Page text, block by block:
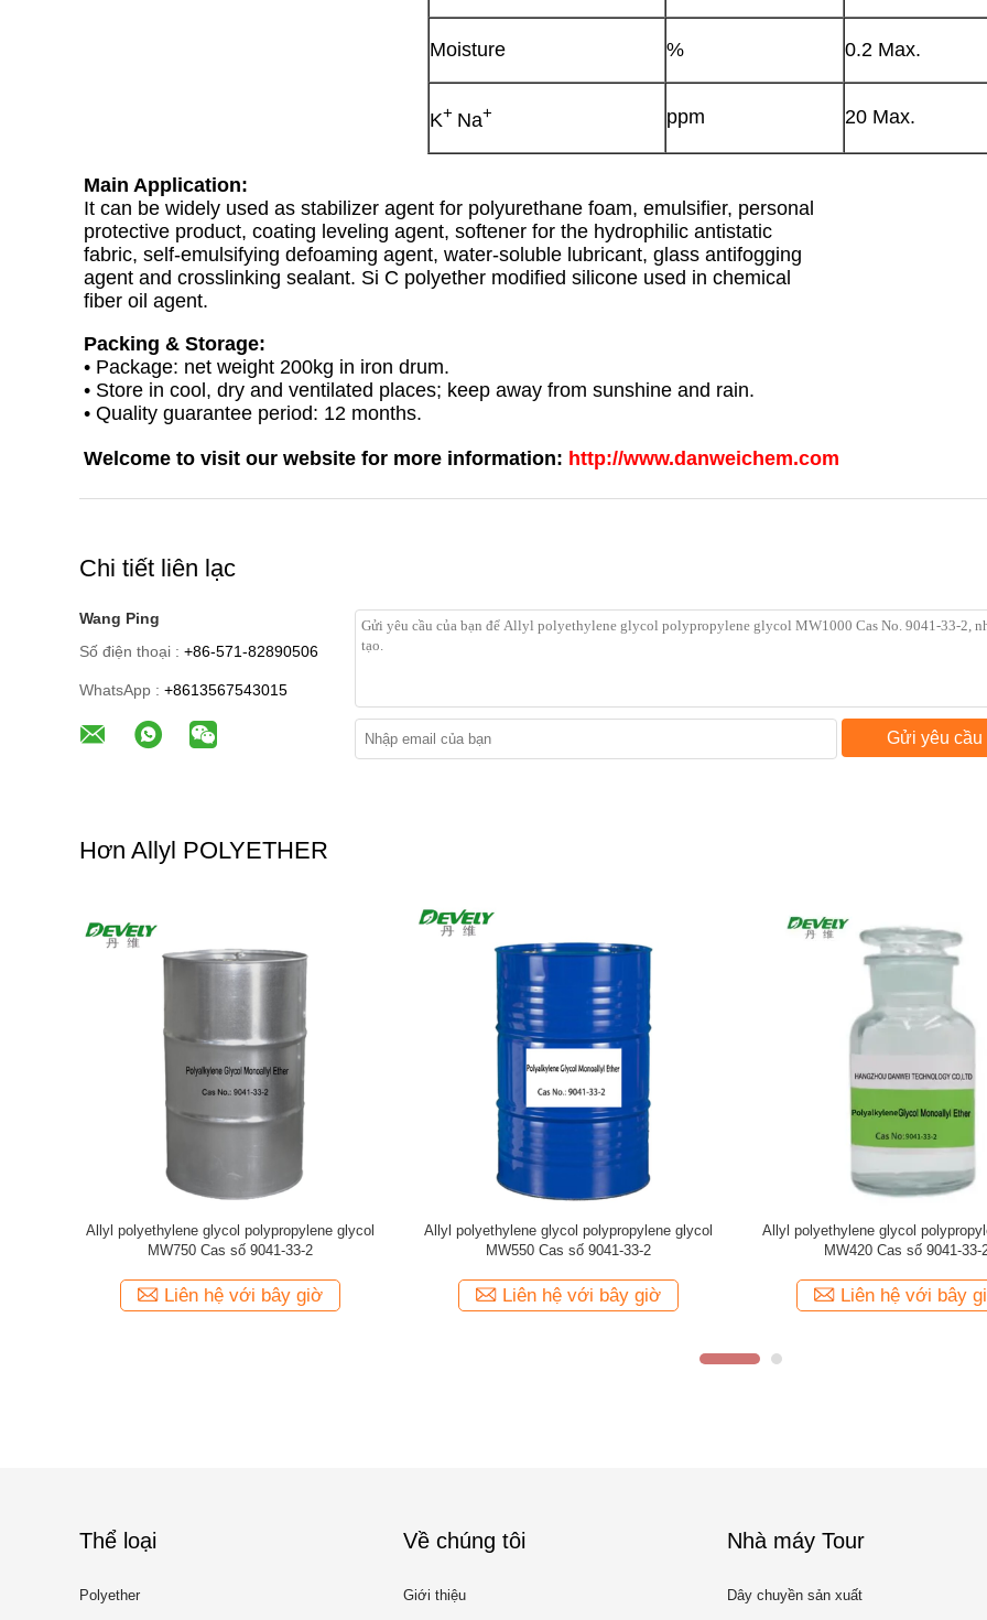
Moisture % 0.2 Max.
K+ Na+ ppm 20 Max.
Main Application:
It can be widely used as stabilizer agent for polyurethane foam, emulsifier, personal
protective product, coating leveling agent, softener for the hydrophilic antistatic
fabric, self-emulsifying defoaming agent, water-soluble lubricant, glass antifogging
agent and crosslinking sealant. Si C polyether modified silicone used in chemical
fiber oil agent.
Packing & Storage:
• Package: net weight 200kg in iron drum.
• Store in cool, dry and ventilated places; keep away from sunshine and rain.
• Quality guarantee period: 12 months.
Welcome to visit our website for more information: http://www.danweichem.com
Chi tiết liên lạc
Wang Ping
Số điện thoại : +86-571-82890506
WhatsApp : +8613567543015
Gửi yêu cầu
Hơn Allyl POLYETHER
Allyl polypropylene glycol APPG1100 18PO
CAS số 9042-19-7
Liên hệ với bây giờ
Allyl polypropylene glycol APPG950 15PO
CAS số 9042-19-7
Liên hệ với bây giờ
Allyl polypropylene glycol
CAS số 9042-19-7
Liên hệ với bây
Thể loại
Polyether
Về chúng tôi
Giới thiệu
Nhà máy Tour
Dây chuyền sản xuất